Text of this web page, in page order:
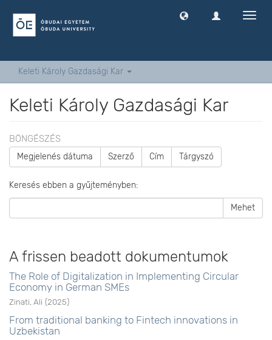
Keleti Károly Gazdasági Kar
Keleti Károly Gazdasági Kar
BÖNGÉSZÉS
Megjelenés dátuma Szerző Cím Tárgyszó
Keresés ebben a gyűjteményben:
Mehet
A frissen beadott dokumentumok
The Role of Digitalization in Implementing Circular
Economy in German SMEs
Zinati, Ali (2025)
From traditional banking to Fintech innovations in
Uzbekistan